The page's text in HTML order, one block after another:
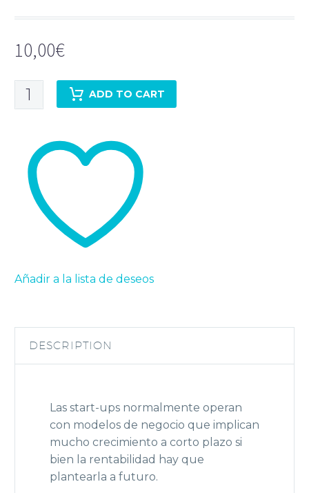
10,00€
¿Cómo
presentar
proyecto
negocio
inversores?
quantity
ADD TO CART
Añadir a la lista de deseos
DESCRIPTION
Las start-ups normalmente operan
con modelos de negocio que implican
mucho crecimiento a corto plazo si
bien la rentabilidad hay que
plantearla a futuro.